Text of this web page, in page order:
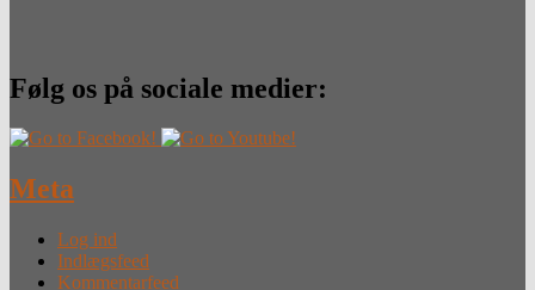
Følg os på sociale medier:
Meta
Log ind
Indlægsfeed
Kommentarfeed